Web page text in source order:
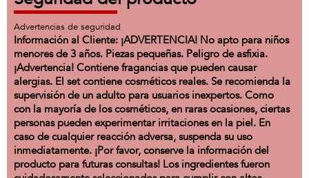
Advertencias de seguridad
Información al Cliente: ¡ADVERTENCIA! No apto para niños
menores de 3 años. Piezas pequeñas. Peligro de asfixia.
¡Advertencia! Contiene fragancias que pueden causar
alergias. El set contiene cosméticos reales. Se recomienda la
supervisión de un adulto para usuarios inexpertos. Como
con la mayoría de los cosméticos, en raras ocasiones, ciertas
personas pueden experimentar irritaciones en la piel. En
caso de cualquier reacción adversa, suspenda su uso
inmediatamente. ¡Por favor, conserve la información del
producto para futuras consultas! Los ingredientes fueron